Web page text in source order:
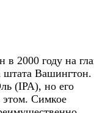
2000 году на
штата
(IPA), но его
этом. Симкое